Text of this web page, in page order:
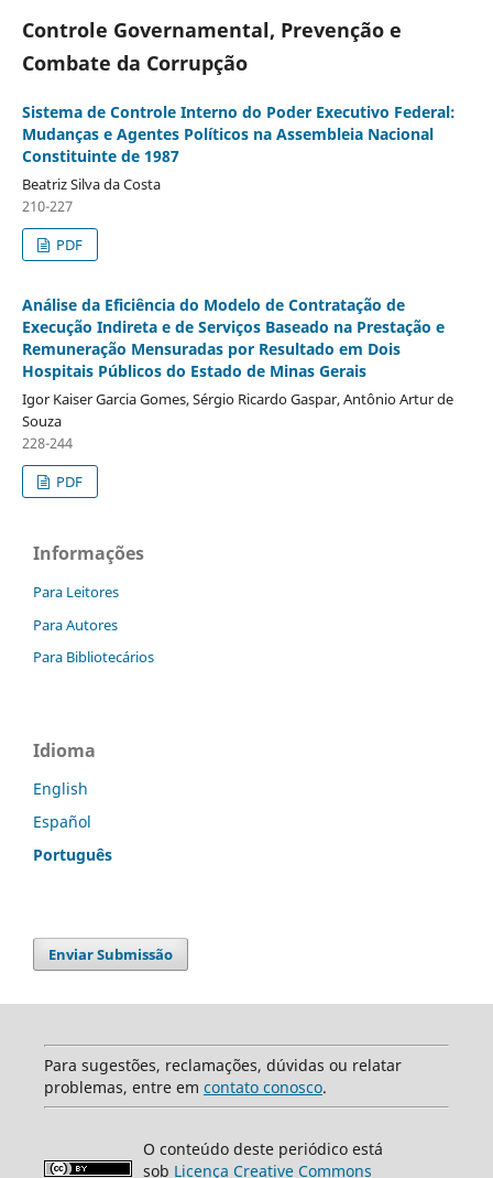
Controle Governamental, Prevenção e
Combate da Corrupção
Sistema de Controle Interno do Poder Executivo Federal:
Mudanças e Agentes Políticos na Assembleia Nacional
Constituinte de 1987
Beatriz Silva da Costa
210-227
PDF
Análise da Eficiência do Modelo de Contratação de
Execução Indireta e de Serviços Baseado na Prestação e
Remuneração Mensuradas por Resultado em Dois
Hospitais Públicos do Estado de Minas Gerais
Igor Kaiser Garcia Gomes, Sérgio Ricardo Gaspar, Antônio Artur de
Souza
228-244
PDF
Informações
Para Leitores
Para Autores
Para Bibliotecários
Idioma
English
Español
Português
Enviar Submissão
Para sugestões, reclamações, dúvidas ou relatar
problemas, entre em contato conosco.
O conteúdo deste periódico está
sob Licença Creative Commons